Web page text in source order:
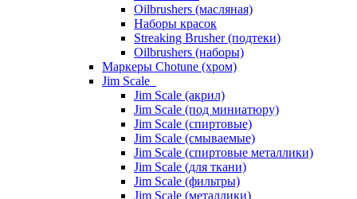
Oilbrushers (масляная)
Наборы красок
Streaking Brusher (подтеки)
Oilbrushers (наборы)
Маркеры Chotune (хром)
Jim Scale
Jim Scale (акрил)
Jim Scale (под миниатюру)
Jim Scale (спиртовые)
Jim Scale (смываемые)
Jim Scale (спиртовые металлики)
Jim Scale (для ткани)
Jim Scale (фильтры)
Jim Scale (металлики)